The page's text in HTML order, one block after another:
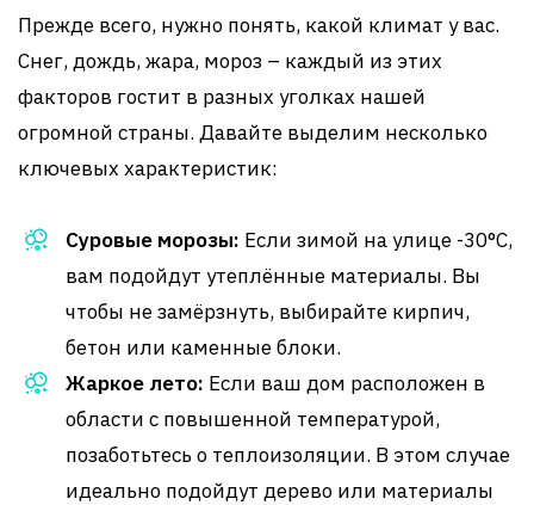
Прежде всего, нужно понять, какой климат у вас.
Снег, дождь, жара, мороз – каждый из этих
факторов гостит в разных уголках нашей
огромной страны. Давайте выделим несколько
ключевых характеристик:
Суровые морозы: Если зимой на улице -30°C,
вам подойдут утеплённые материалы. Вы
чтобы не замёрзнуть, выбирайте кирпич,
бетон или каменные блоки.
Жаркое лето: Если ваш дом расположен в
области с повышенной температурой,
позаботьтесь о теплоизоляции. В этом случае
идеально подойдут дерево или материалы